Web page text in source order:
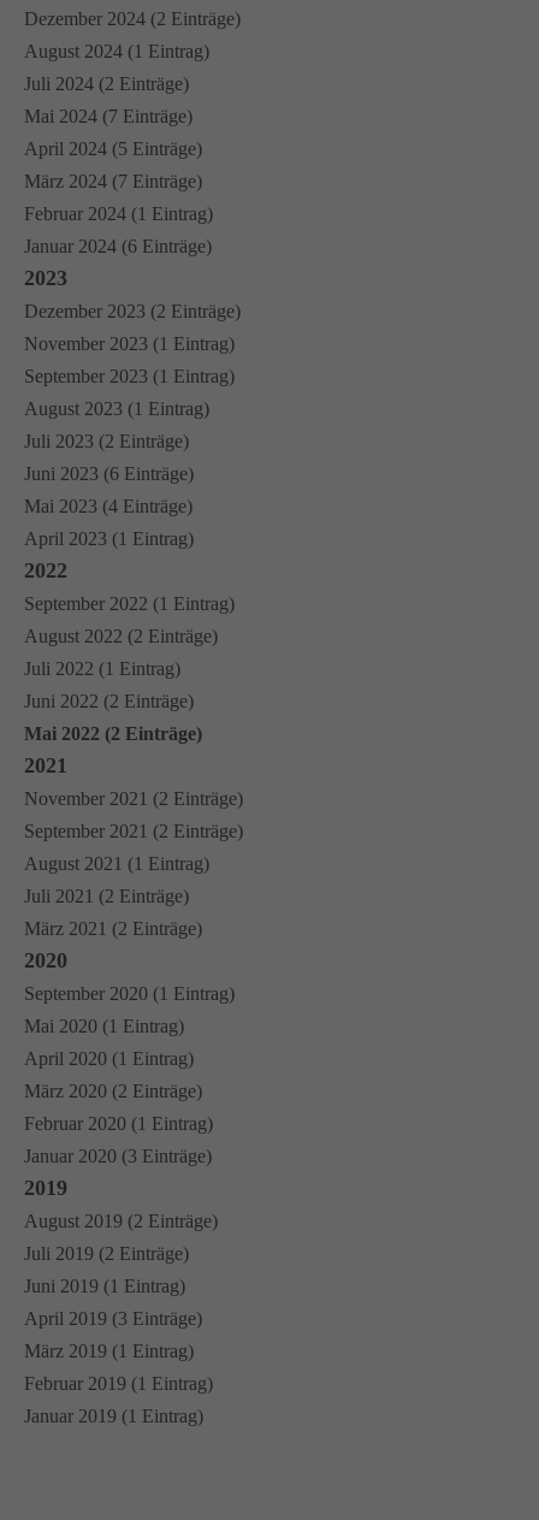
Dezember 2024 (2 Einträge)
August 2024 (1 Eintrag)
Juli 2024 (2 Einträge)
Mai 2024 (7 Einträge)
April 2024 (5 Einträge)
März 2024 (7 Einträge)
Februar 2024 (1 Eintrag)
Januar 2024 (6 Einträge)
2023
Dezember 2023 (2 Einträge)
November 2023 (1 Eintrag)
September 2023 (1 Eintrag)
August 2023 (1 Eintrag)
Juli 2023 (2 Einträge)
Juni 2023 (6 Einträge)
Mai 2023 (4 Einträge)
April 2023 (1 Eintrag)
2022
September 2022 (1 Eintrag)
August 2022 (2 Einträge)
Juli 2022 (1 Eintrag)
Juni 2022 (2 Einträge)
Mai 2022 (2 Einträge)
2021
November 2021 (2 Einträge)
September 2021 (2 Einträge)
August 2021 (1 Eintrag)
Juli 2021 (2 Einträge)
März 2021 (2 Einträge)
2020
September 2020 (1 Eintrag)
Mai 2020 (1 Eintrag)
April 2020 (1 Eintrag)
März 2020 (2 Einträge)
Februar 2020 (1 Eintrag)
Januar 2020 (3 Einträge)
2019
August 2019 (2 Einträge)
Juli 2019 (2 Einträge)
Juni 2019 (1 Eintrag)
April 2019 (3 Einträge)
März 2019 (1 Eintrag)
Februar 2019 (1 Eintrag)
Januar 2019 (1 Eintrag)